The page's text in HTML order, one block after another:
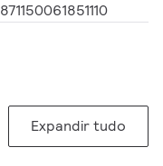
871150061851110
Expandir tudo